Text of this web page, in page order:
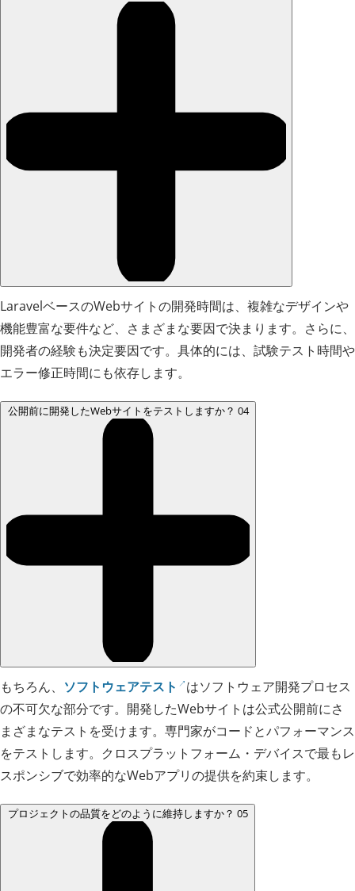
LaravelベースのWebサイトの開発時間は、複雑なデザインや
機能豊富な要件など、さまざまな要因で決まります。さらに、
開発者の経験も決定要因です。具体的には、試験テスト時間や
エラー修正時間にも依存します。
公開前に開発したWebサイトをテストしますか？ 04
もちろん、 ソフトウェアテスト
はソフトウェア開発プロセス
の不可欠な部分です。開発したWebサイトは公式公開前にさ
まざまなテストを受けます。専門家がコードとパフォーマンス
をテストします。クロスプラットフォーム・デバイスで最もレ
スポンシブで効率的なWebアプリの提供を約束します。
プロジェクトの品質をどのように維持しますか？ 05